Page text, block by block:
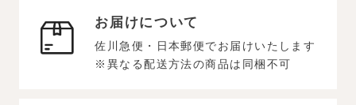
お届けについて
佐川急便・日本郵便でお届けいたします
※異なる配送方法の商品は同梱不可